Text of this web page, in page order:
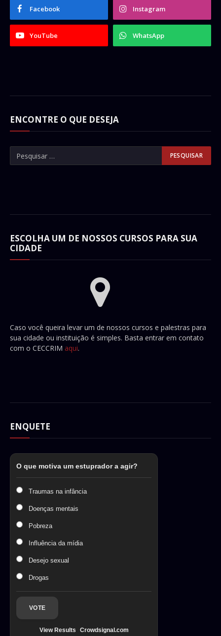
Facebook Instagram
YouTube WhatsApp
ENCONTRE O QUE DESEJA
ESCOLHA UM DE NOSSOS CURSOS PARA SUA
CIDADE
Caso você queira levar um de nossos cursos e palestras para
sua cidade ou instituição é simples. Basta entrar em contato
com o CECCRIM aqui.
ENQUETE
O que motiva um estuprador a agir?
Traumas na infância
Doenças mentais
Pobreza
Influência da mídia
Desejo sexual
Drogas
VOTE
View Results Crowdsignal.com